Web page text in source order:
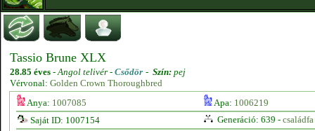
Tassio Brune XLX
28.85 éves -Angol telivér - Csődör - Szín: pej
Vérvonal: Golden Crown Thoroughbred
Anya: 1007085 Apa: 1006219
Saját ID: 1007154
Generáció: 639 - családfa